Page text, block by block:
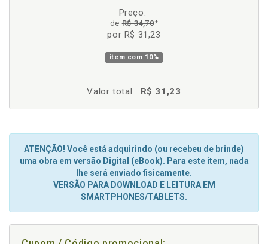
Preço:
deR$ 34,70*
por R$ 31,23
item com 10%
Valor total: R$ 31,23
ATENÇÃO! Você está adquirindo (ou recebeu de brinde)
uma obra em versão Digital (eBook). Para este item, nada
lhe será enviado fisicamente.
VERSÃO PARA DOWNLOAD E LEITURA EM
SMARTPHONES/TABLETS.